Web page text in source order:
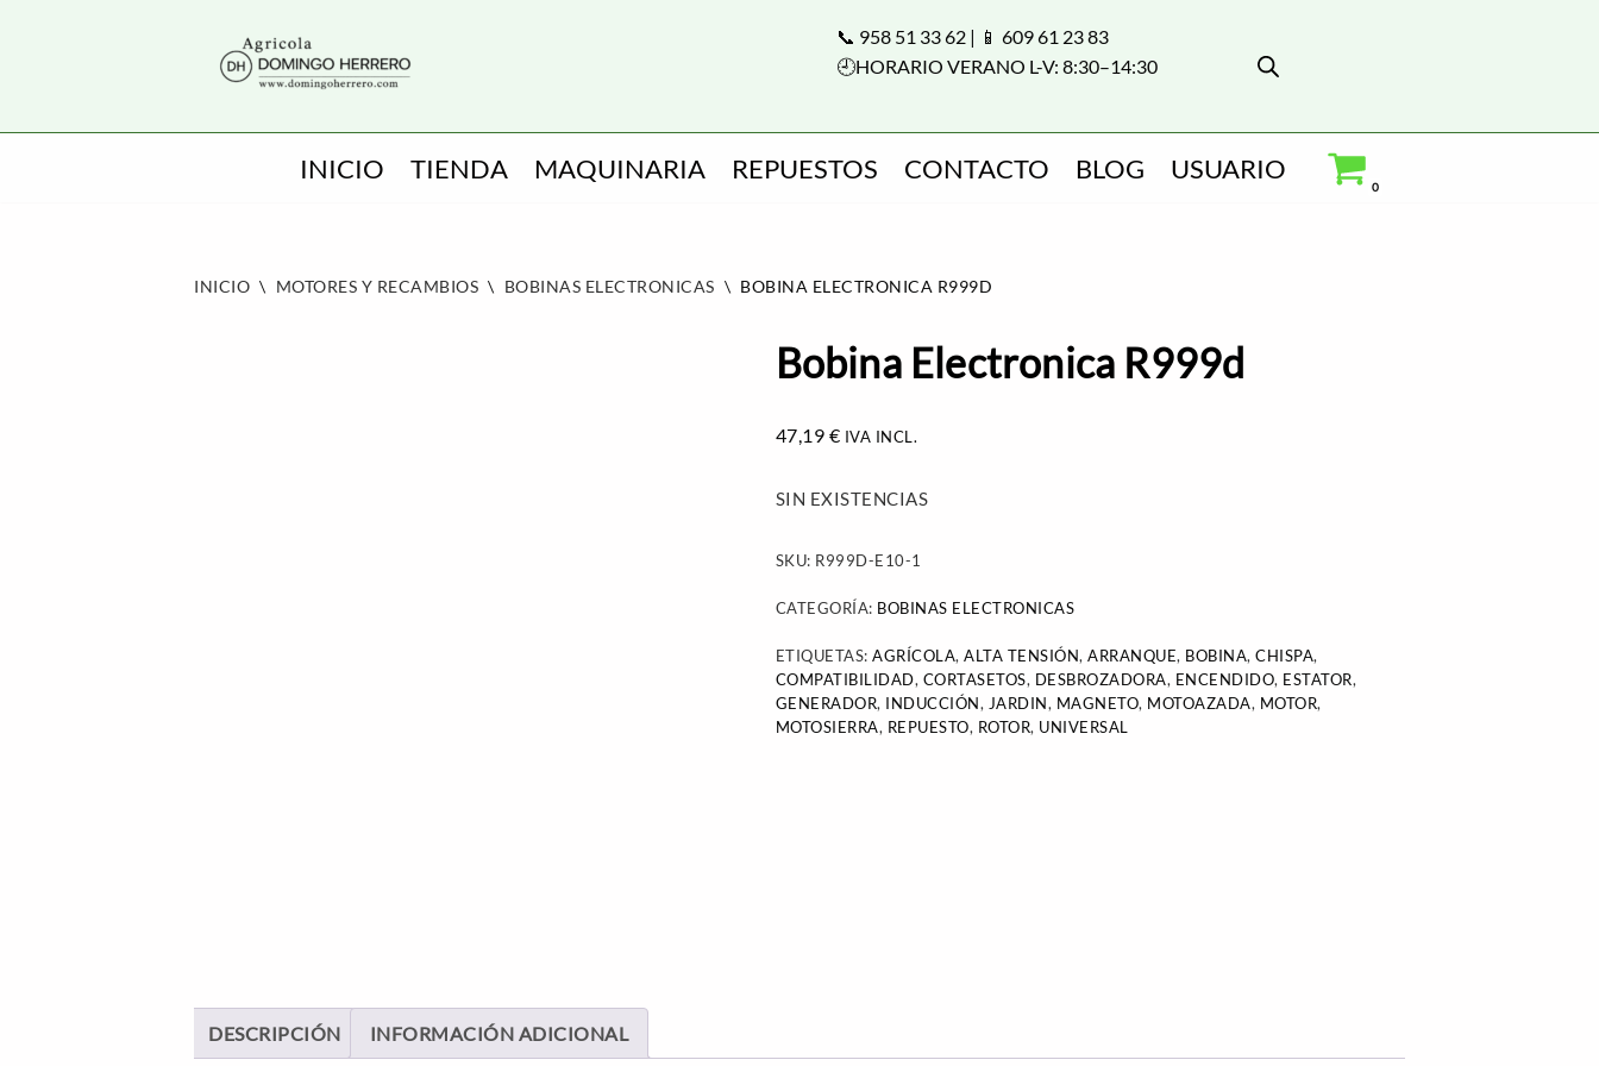
📞 958 51 33 62 | 📱 609 61 23 83
🕘HORARIO VERANO L-V: 8:30–14:30
INICIO TIENDA MAQUINARIA REPUESTOS CONTACTO BLOG USUARIO
0
INICIO \ MOTORES Y RECAMBIOS \ BOBINAS ELECTRONICAS \ BOBINA ELECTRONICA R999D
Bobina Electronica R999d
47,19 € IVA INCL.
SIN EXISTENCIAS
SKU: R999D-E10-1
CATEGORÍA: BOBINAS ELECTRONICAS
ETIQUETAS:AGRÍCOLA,ALTA TENSIÓN,ARRANQUE, BOBINA,CHISPA,
COMPATIBILIDAD, CORTASETOS, DESBROZADORA, ENCENDIDO, ESTATOR,
GENERADOR, INDUCCIÓN, JARDIN, MAGNETO, MOTOAZADA, MOTOR,
MOTOSIERRA, REPUESTO, ROTOR, UNIVERSAL
DESCRIPCIÓN INFORMACIÓN ADICIONAL